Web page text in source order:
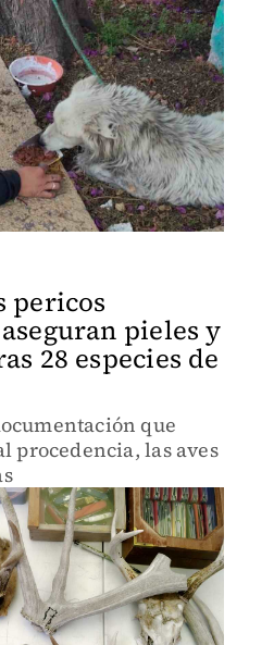
pericos
pieles y
28 especies de
que
procedencia, las aves